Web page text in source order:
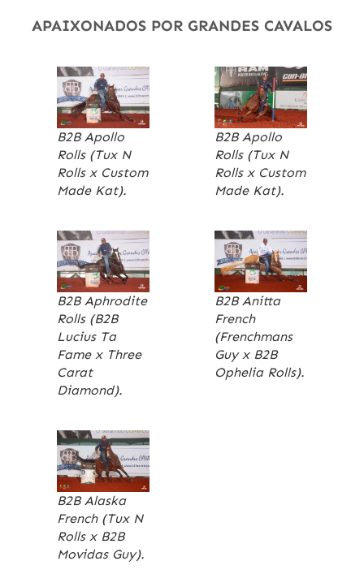
APAIXONADOS POR GRANDES CAVALOS
B2B Apollo
Rolls (Tux N
Rolls x Custom
Made Kat).
B2B Apollo
Rolls (Tux N
Rolls x Custom
Made Kat).
B2B Aphrodite
Rolls (B2B
Lucius Ta
Fame x Three
Carat
Diamond).
B2B Anitta
French
(Frenchmans
Guy x B2B
Ophelia Rolls).
B2B Alaska
French (Tux N
Rolls x B2B
Movidas Guy).